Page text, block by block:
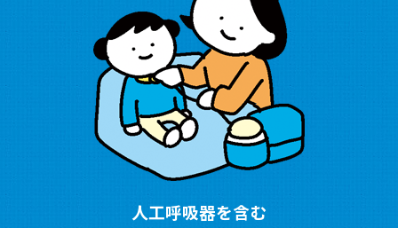
人工呼吸器を含む